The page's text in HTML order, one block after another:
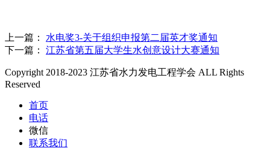
上一篇： 水电奖3-关于组织申报第二届英才奖通知
下一篇： 江苏省第五届大学生水创意设计大赛通知
Copyright 2018-2023 江苏省水力发电工程学会 ALL Rights
Reserved
首页
电话
微信
联系我们